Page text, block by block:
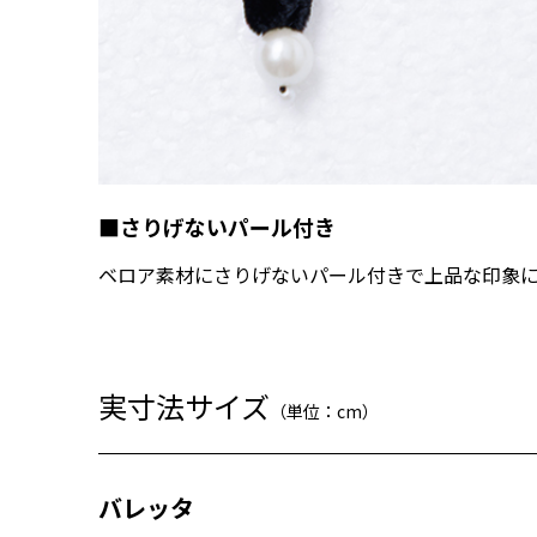
■さりげないパール付き
ベロア素材にさりげないパール付きで上品な印象
実寸法サイズ （単位：cm）
バレッタ